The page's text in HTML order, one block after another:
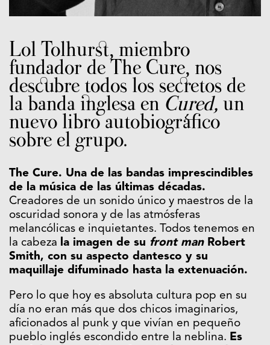
Lol Tolhurst, miembro
fundador de The Cure, nos
descubre todos los secretos de
la banda inglesa en Cured, un
nuevo libro autobiográfico
sobre el grupo.
The Cure. Una de las bandas imprescindibles
de la música de las últimas décadas.
Creadores de un sonido único y maestros de la
oscuridad sonora y de las atmósferas
melancólicas e inquietantes. Todos tenemos en
la cabeza la imagen de su front manRobert
Smith, con su aspecto dantesco y su
maquillaje difuminado hasta la extenuación.
Pero lo que hoy es absoluta cultura pop en su
día no eran más que dos chicos imaginarios,
aficionados al punk y que vivían en pequeño
pueblo inglés escondido entre la neblina. Es